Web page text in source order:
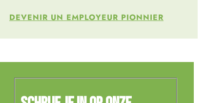
DEVENIR UN EMPLOYEUR PIONNIER